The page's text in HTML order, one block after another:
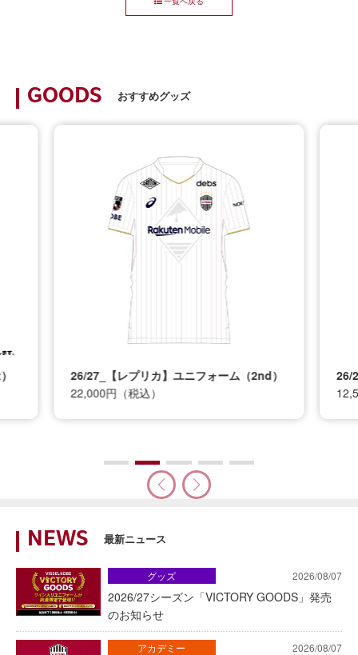
GOODS おすすめグッズ
26/27_【レプリカ】ユニフォーム（2nd）
22,000円（税込）
26/
NEWS 最新ニュース
2026/08/07
2026/27シーズン「VICTORY GOODS」発売
のお知らせ
グッズ
2026/08/07
アカデミー